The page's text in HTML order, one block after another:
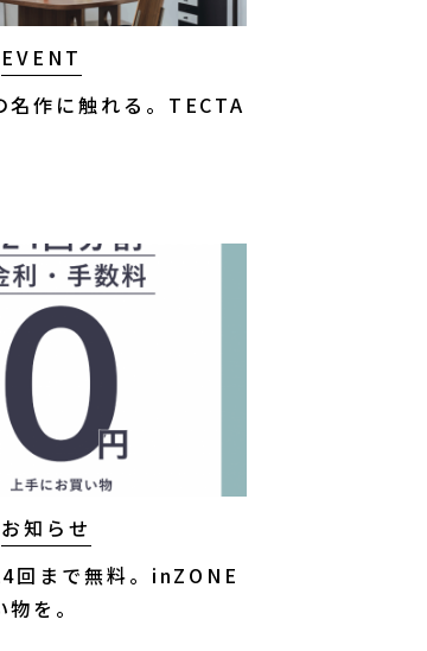
EVENT
名作に触れる。TECTA
お知らせ
回まで無料。inZONE
を。